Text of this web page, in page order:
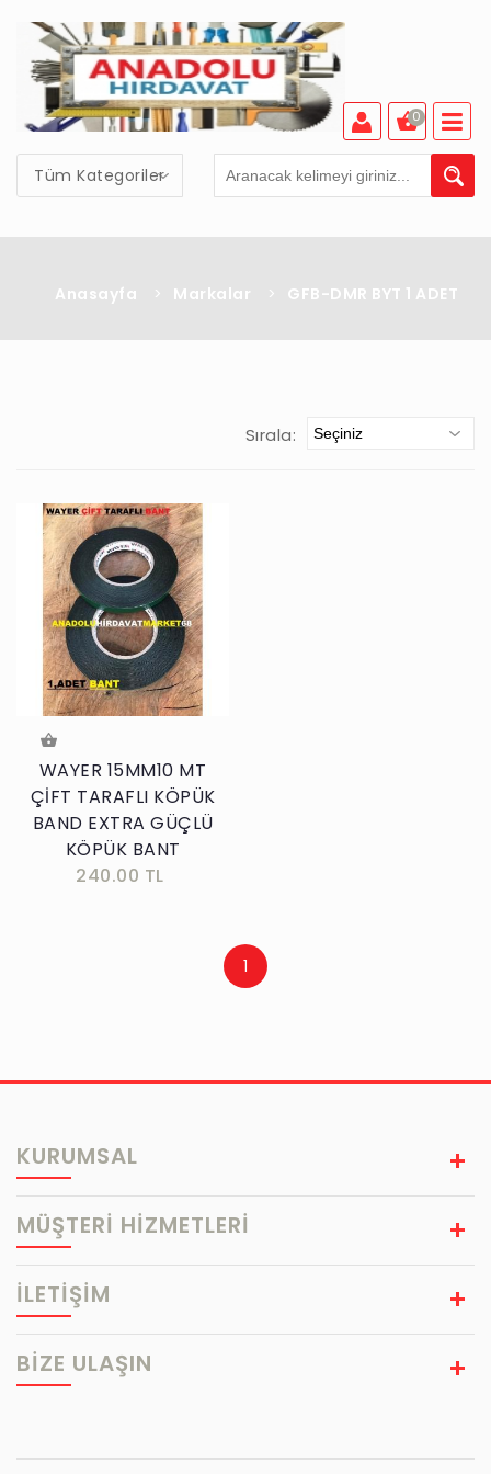
Tüm Kategoriler
0
Anasayfa > Markalar > GFB-DMR BYT 1 ADET
Sırala:
WAYER 15MM10 MT
ÇİFT TARAFLI KÖPÜK
BAND EXTRA GÜÇLÜ
KÖPÜK BANT
240.00 TL
1
KURUMSAL
MÜŞTERİ HİZMETLERİ
İLETİŞİM
BIZE ULAŞIN